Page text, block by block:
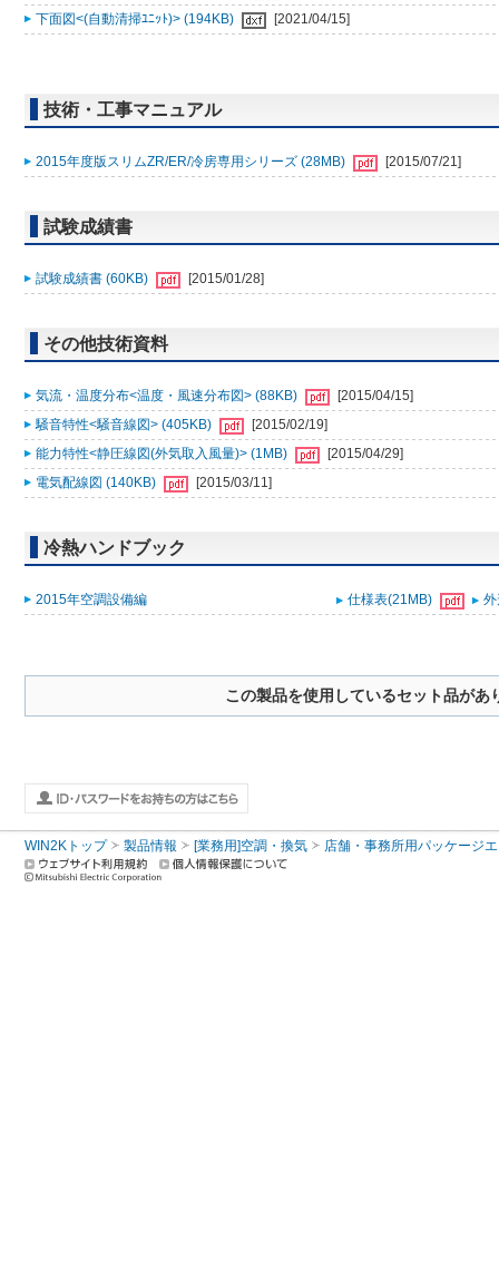
下面図<(自動清掃ﾕﾆｯﾄ)> (194KB)
[2021/04/15]
技術・工事マニュアル
2015年度版スリムZR/ER/冷房専用シリーズ (28MB) [2015/07/21]
試験成績書
試験成績書 (60KB) [2015/01/28]
その他技術資料
気流・温度分布<温度・風速分布図> (88KB)
[2015/04/15]
騒音特性<騒音線図> (405KB)
[2015/02/19]
能力特性<静圧線図(外気取入風量)> (1MB)
[2015/04/29]
電気配線図 (140KB)
[2015/03/11]
冷熱ハンドブック
2015年空調設備編 仕様表(21MB)
この製品を使用しているセット品があ
WIN2Kトップ 製品情報 [業務用]空調・換気 店舗・事務所用パッケージ